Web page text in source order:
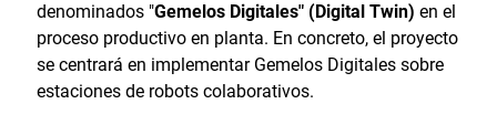
denominados "Gemelos Digitales" (Digital Twin) en el
proceso productivo en planta. En concreto, el proyecto
se centrará en implementar Gemelos Digitales sobre
estaciones de robots colaborativos.